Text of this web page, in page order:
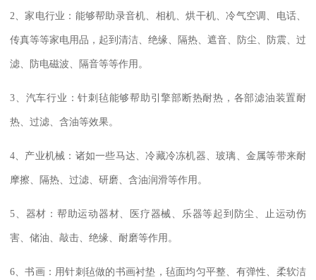
2 、家电行业：能够帮助录音机、相机、烘干机、冷气空调、电话、
传真等等家电用品，起到清洁、绝缘、隔热、遮音、防尘、防震、过
滤、防电磁波、隔音等等作用。
3 、汽车行业：针刺毡能够帮助引擎部断热耐热，各部滤油装置耐
热、过滤、含油等效果。
4 、产业机械：诸如一些马达、冷藏冷冻机器、玻璃、金属等带来耐
摩擦、隔热、过滤、研磨、含油润滑等作用。
5 、器材：帮助运动器材、医疗器械、乐器等起到防尘、止运动伤
害、储油、敲击、绝缘、耐磨等作用。
6 、书画：用针刺毡做的书画衬垫，毡面均匀平整、有弹性、柔软洁